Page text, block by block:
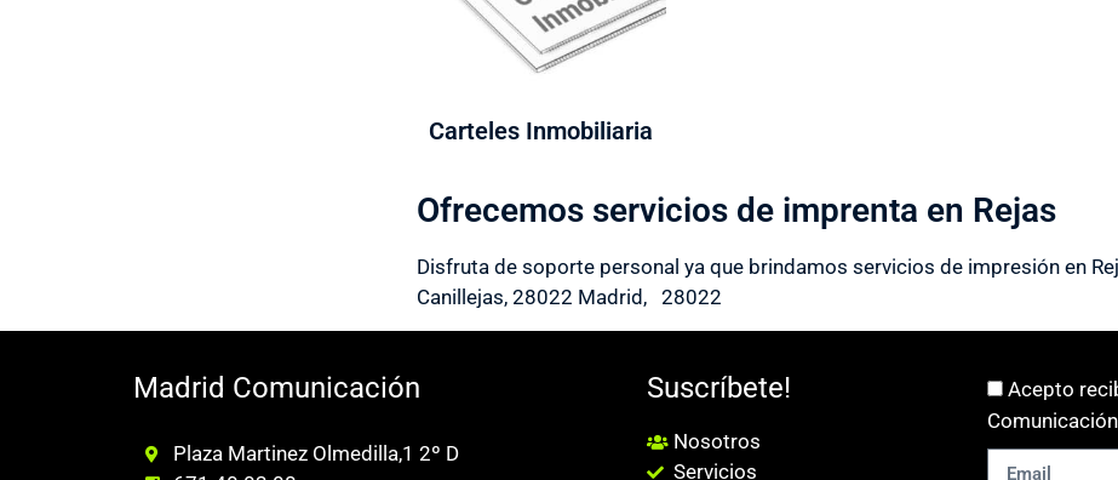
Carteles Inmobiliaria
Ofrecemos servicios de imprenta en Rejas
Disfruta de soporte personal ya que brindamos servicios de impresión en
Canillejas, 28022 Madrid, 28022
Madrid Comunicación
Plaza Martinez Olmedilla,1 2º D
Suscríbete!
Nosotros
Servicios
Acepto
Comunicación